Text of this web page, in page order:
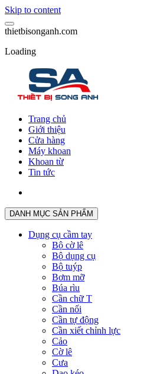
Skip to content
thietbisonganh.com
Loading
Trang chủ
Giới thiệu
Cửa hàng
Máy khoan
Khoan từ
Tin tức
DANH MỤC SẢN PHẨM
Dụng cụ cầm tay
Bộ cờ lê
Bộ dụng cụ
Bộ tuýp
Bơm mỡ
Búa rìu
Cần chữ T
Cần nối
Cần tự động
Cần xiết chỉnh lực
Cảo
Cờ lê
Cưa